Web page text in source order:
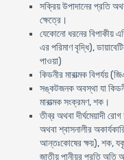
সক্রিয় উপাদানের প্রতি
ক্ষেত্রে।
যেকোনো ধরনের বিপাকীয়
এর পরিমাণ বৃদ্ধি),
পাওয়া)
কিডনীর মারাত্মক বিপর্যয়
সঙ্কটজনক অবস্থা যা
মারাত্মক সংক্রমণ, শক।
তীব্র অথবা দীর্ঘমেয়াদী
অথবা শ্বাসনালীর
আন্তঃকোষের ক্ষয়), শক,
জাতীয় পানীয়র প্রতি অতি